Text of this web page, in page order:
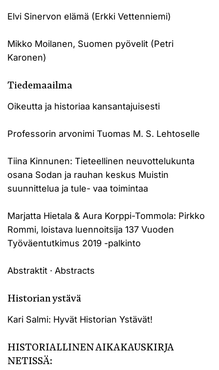
Elvi Sinervon elämä (Erkki Vettenniemi)
Mikko Moilanen, Suomen pyövelit (Petri
Karonen)
Tiedemaailma
Oikeutta ja historiaa kansantajuisesti
Professorin arvonimi Tuomas M. S. Lehtoselle
Tiina Kinnunen: Tieteellinen neuvottelukunta
osana Sodan ja rauhan keskus Muistin
suunnittelua ja tule- vaa toimintaa
Marjatta Hietala & Aura Korppi-Tommola: Pirkko
Rommi, loistava luennoitsija 137 Vuoden
Työväentutkimus 2019 -palkinto
Abstraktit · Abstracts
Historian ystävä
Kari Salmi: Hyvät Historian Ystävät!
HISTORIALLINEN AIKAKAUSKIRJA
NETISSÄ: